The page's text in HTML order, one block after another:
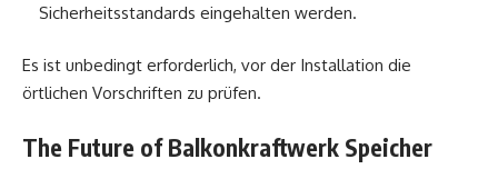
Sicherheitsstandards eingehalten werden.
Es ist unbedingt erforderlich, vor der Installation die
örtlichen Vorschriften zu prüfen.
The Future of Balkonkraftwerk Speicher